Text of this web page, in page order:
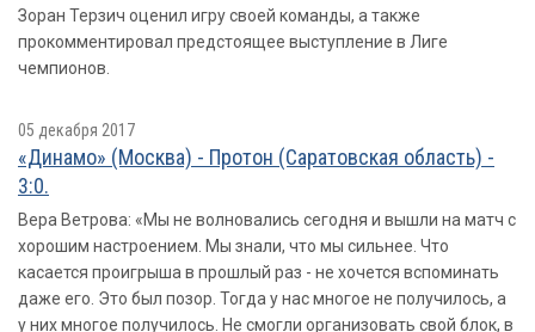
Зоран Терзич оценил игру своей команды, а также
прокомментировал предстоящее выступление в Лиге
чемпионов.
05 декабря 2017
«Динамо» (Москва) - Протон (Саратовская область) -
3:0.
Вера Ветрова: «Мы не волновались сегодня и вышли на матч с
хорошим настроением. Мы знали, что мы сильнее. Что
касается проигрыша в прошлый раз - не хочется вспоминать
даже его. Это был позор. Тогда у нас многое не получилось, а
у них многое получилось. Не смогли организовать свой блок, в